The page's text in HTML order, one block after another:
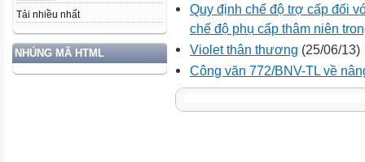
Tải nhiều nhất
NHÚNG MÃ HTML
Quy định chế độ trợ cấp đối
chế độ phụ cấp thâm niên
Violet thân thương (25/06/13)
Công văn 772/BNV-TL về